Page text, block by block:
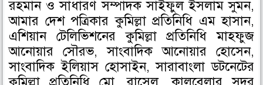
রহমান ও সাধারণ সম্পাদক সাইফুল ইসলাম সুমন,
আমার দেশ পত্রিকার কুমিল্লা প্রতিনিধি এম হাসান,
এশিয়ান টেলিভিশনের কুমিল্লা প্রতিনিধি মাহফুজ
আনোয়ার সৌরভ, সাংবাদিক আনোয়ার হোসেন,
সাংবাদিক ইলিয়াস হোসাইন, সারাবাংলা ডটনেটের